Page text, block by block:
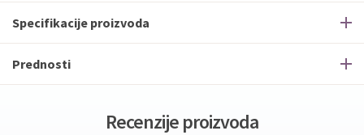
Specifikacije proizvoda
Prednosti
Recenzije proizvoda